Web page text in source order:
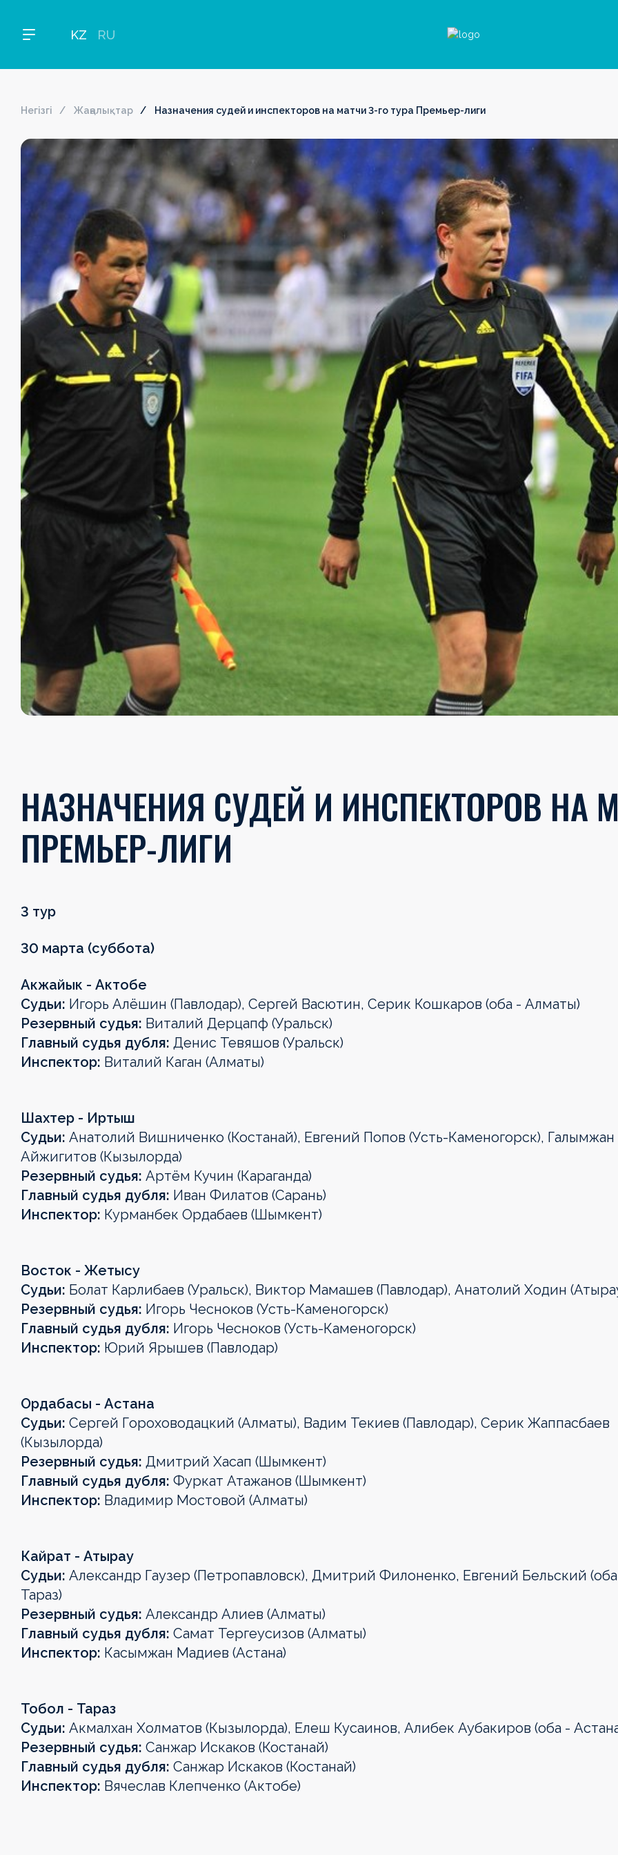
KZ RU
Негізгі Жаңалықтар Назначения судей и инспекторов на матчи 3-го тура Премьер-лиги
НАЗНАЧЕНИЯ СУДЕЙ И ИНСПЕКТОРОВ НА
ПРЕМЬЕР-ЛИГИ
3 тур
30 марта (суббота)
Акжайык - Актобе
Судьи: Игорь Алёшин (Павлодар), Сергей Васютин, Серик Кошкаров (оба - Алматы)
Резервный судья: Виталий Дерцапф (Уральск)
Главный судья дубля: Денис Тевяшов (Уральск)
Инспектор: Виталий Каган (Алматы)
Шахтер - Иртыш
Судьи: Анатолий Вишниченко (Костанай), Евгений Попов (Усть-Каменогорск), Галымжан
Айжигитов (Кызылорда)
Резервный судья: Артём Кучин (Караганда)
Главный судья дубля: Иван Филатов (Сарань)
Инспектор: Курманбек Ордабаев (Шымкент)
Восток - Жетысу
Судьи: Болат Карлибаев (Уральск), Виктор Мамашев (Павлодар), Анатолий Ходин
Резервный судья: Игорь Чесноков (Усть-Каменогорск)
Главный судья дубля: Игорь Чесноков (Усть-Каменогорск)
Инспектор: Юрий Ярышев (Павлодар)
Ордабасы - Астана
Судьи: Сергей Гороховодацкий (Алматы), Вадим Текиев (Павлодар), Серик Жаппасбаев
(Кызылорда)
Резервный судья: Дмитрий Хасап (Шымкент)
Главный судья дубля: Фуркат Атажанов (Шымкент)
Инспектор: Владимир Мостовой (Алматы)
Кайрат - Атырау
Судьи: Александр Гаузер (Петропавловск), Дмитрий Филоненко, Евгений Бельский
Тараз)
Резервный судья: Александр Алиев (Алматы)
Главный судья дубля: Самат Тергеусизов (Алматы)
Инспектор: Касымжан Мадиев (Астана)
Тобол - Тараз
Судьи: Акмалхан Холматов (Кызылорда), Елеш Кусаинов, Алибек Аубакиров (оба -
Резервный судья: Санжар Искаков (Костанай)
Главный судья дубля: Санжар Искаков (Костанай)
Инспектор: Вячеслав Клепченко (Актобе)